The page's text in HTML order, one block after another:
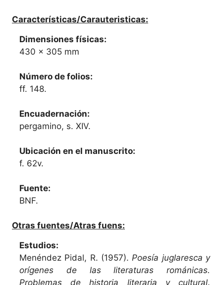
Características/Carauteristicas:
Dimensiones físicas:
430 × 305 mm
Número de folios:
ff. 148.
Encuadernación:
pergamino, s. XIV.
Ubicación en el manuscrito:
f. 62v.
Fuente:
BNF.
Otras fuentes/Atras fuens:
Estudios:
Menéndez Pidal, R. (1957). Poesía juglaresca y
orígenes de las literaturas románicas.
Problemas de historia literaria y cultural.